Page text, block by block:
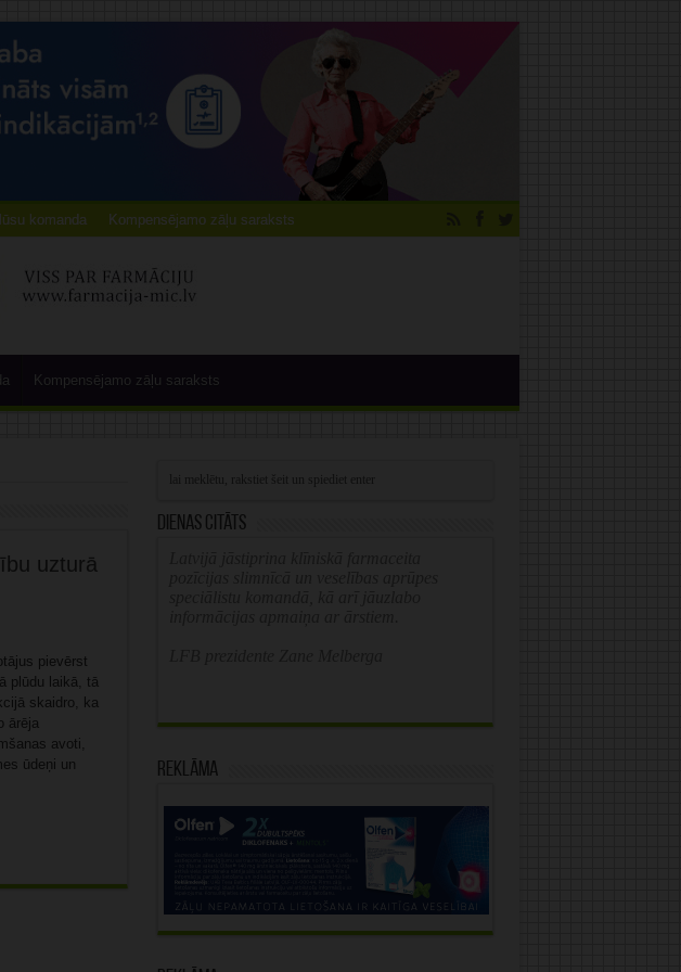
komanda Kompensējamo zāļu saraksts
Kompensējamo zāļu saraksts
uzturā
pievērst
plūdu laikā, tā
skaidro, ka
ārēja
avoti,
ūdeņi un
Dienas citāts
Reklāma